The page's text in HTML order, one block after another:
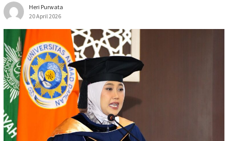
Heri Purwata
20 April 2026